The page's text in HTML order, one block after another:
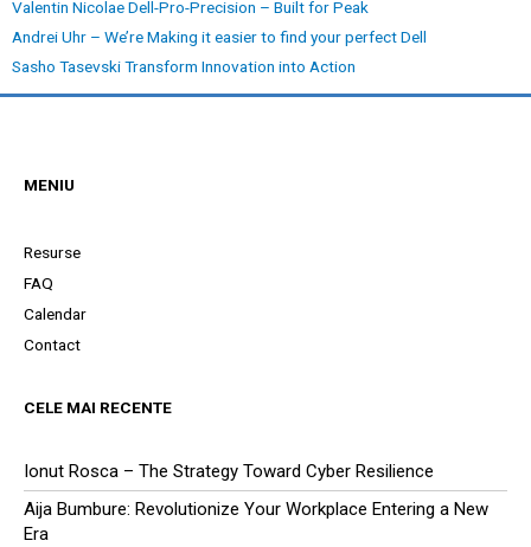
Valentin Nicolae Dell-Pro-Precision – Built for Peak
Andrei Uhr – We’re Making it easier to find your perfect Dell
Sasho Tasevski Transform Innovation into Action
MENIU
Resurse
FAQ
Calendar
Contact
CELE MAI RECENTE
Ionut Rosca – The Strategy Toward Cyber Resilience
Aija Bumbure: Revolutionize Your Workplace Entering a New
Era